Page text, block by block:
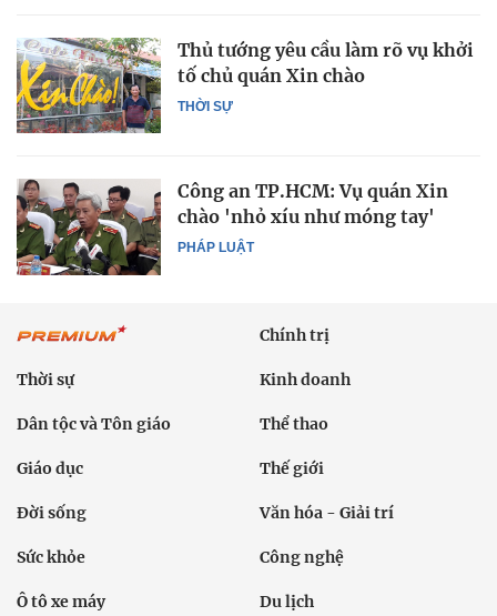
THỜI SỰ
Thủ tướng yêu cầu làm rõ vụ khởi
tố chủ quán Xin chào
PHÁP LUẬT
Công an TP.HCM: Vụ quán Xin
chào 'nhỏ xíu như móng tay'
Chính trị
Thời sự Kinh doanh
Dân tộc và Tôn giáo Thể thao
Giáo dục Thế giới
Đời sống Văn hóa - Giải trí
Sức khỏe Công nghệ
Ô tô xe máy Du lịch